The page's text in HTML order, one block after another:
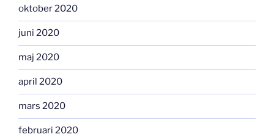
oktober 2020
juni 2020
maj 2020
april 2020
mars 2020
februari 2020